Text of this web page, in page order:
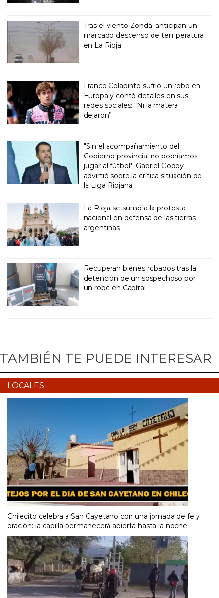
Tras el viento Zonda, anticipan un
marcado descenso de temperatura
en La Rioja
Franco Colapinto sufrió un robo en
Europa y contó detalles en sus
redes sociales: “Ni la matera
dejaron”
"Sin el acompañamiento del
Gobierno provincial no podríamos
jugar al fútbol": Gabriel Godoy
advirtió sobre la crítica situación de
la Liga Riojana
La Rioja se sumó a la protesta
nacional en defensa de las tierras
argentinas
Recuperan bienes robados tras la
detención de un sospechoso por
un robo en Capital
TAMBIÉN TE PUEDE INTERESAR
LOCALES
Chilecito celebra a San Cayetano con una jornada de fe y
oración: la capilla permanecerá abierta hasta la noche